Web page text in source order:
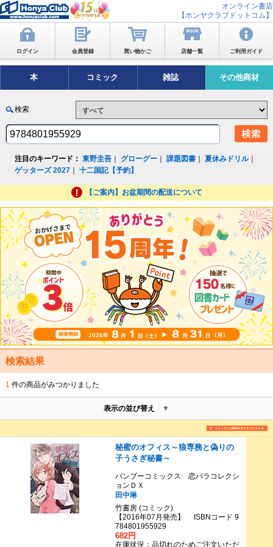
オンライン書店
【ホンヤクラブドットコム】
ログイン 会員登録 買い物かご 店舗一覧 ご利用ガイド
本 コミック 雑誌 その他商材
検索
注目のキーワード： 東野圭吾 グローグー ｜課題図書 ｜夏休みドリル｜
ゲッターズ 2027 ｜十二国記【予約】
【ご案内】お盆期間の配送について
検索結果
1 件の商品がみつかりました
表示の並び替え
秘蜜のオフィス～狼専務と偽りの
子うさぎ秘書～
バンブーコミックス 恋パラコレクシ
ョンＤＸ
田中琳
竹書房 (コミック)
【2016年07月発売】 ISBNコード 9
784801955929
682円
在庫状況：品切れのためご注文いただ